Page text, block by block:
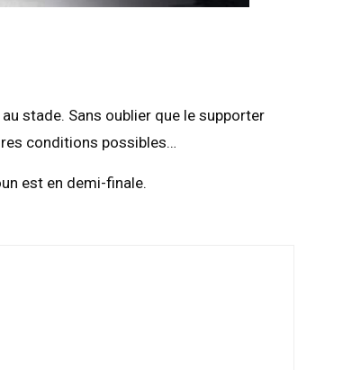
stade. Sans oublier que le supporter
conditions possibles…
est en demi-finale.